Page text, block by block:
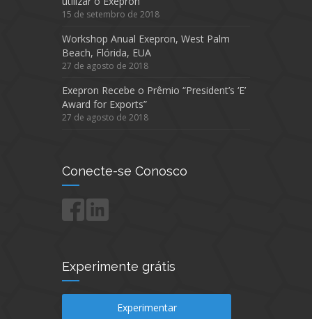
15 de setembro de 2018
Workshop Anual Exepron, West Palm
Beach, Flórida, EUA
27 de agosto de 2018
Exepron Recebe o Prêmio “President’s ‘E’
Award for Exports”
27 de agosto de 2018
Conecte-se Conosco
Experimente grátis
Experimentar